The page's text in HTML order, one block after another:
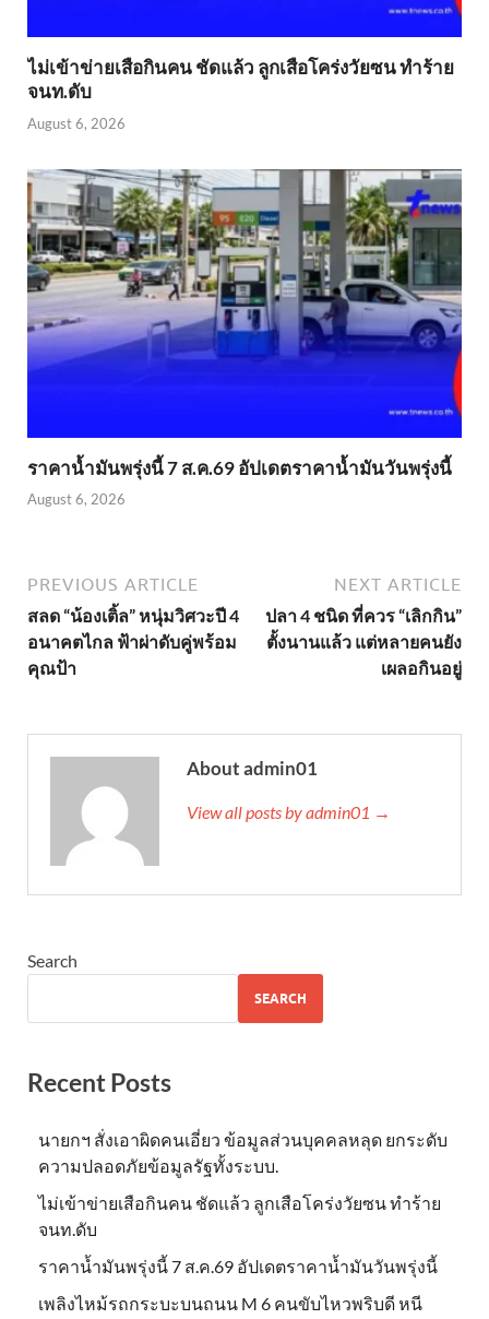
ไม่เข้าข่าย​เสือกินคน ชัดแล้ว ลูกเสือโคร่งวัยซน ทำร้าย
จนท.ดับ
August 6, 2026
ราคาน้ำมันพรุ่งนี้ 7 ส.ค.69 อัปเดตราคาน้ำมันวันพรุ่งนี้
August 6, 2026
PREVIOUS ARTICLE
สลด “น้องเติ้ล” หนุ่มวิศวะปี 4
อนาคตไกล ฟ้าผ่าดับคู่พร้อม
คุณป้า
NEXT ARTICLE
ปลา 4 ชนิด ที่ควร “เลิกกิน”
ตั้งนานแล้ว แต่หลายคนยัง
เผลอกินอยู่
About admin01
View all posts by admin01 →
Search
SEARCH
Recent Posts
นายกฯ สั่งเอาผิดคนเอี่ยว ข้อมูลส่วนบุคคลหลุด ยกระดับ
ความปลอดภัยข้อมูลรัฐทั้งระบบ.
ไม่เข้าข่าย​เสือกินคน ชัดแล้ว ลูกเสือโคร่งวัยซน ทำร้าย
จนท.ดับ
ราคาน้ำมันพรุ่งนี้ 7 ส.ค.69 อัปเดตราคาน้ำมันวันพรุ่งนี้
เพลิงไหม้รถกระบะบนถนน M 6 คนขับไหวพริบดี หนี